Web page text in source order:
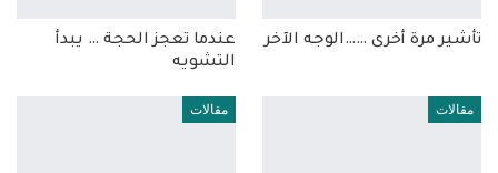
تأشير مرة أخرى ……الوجه الآخر
عندما تعجز الحجة … يبدأ
التشويه
مقالات مقالات